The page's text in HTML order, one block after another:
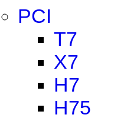
PCI
T7
X7
H7
H75